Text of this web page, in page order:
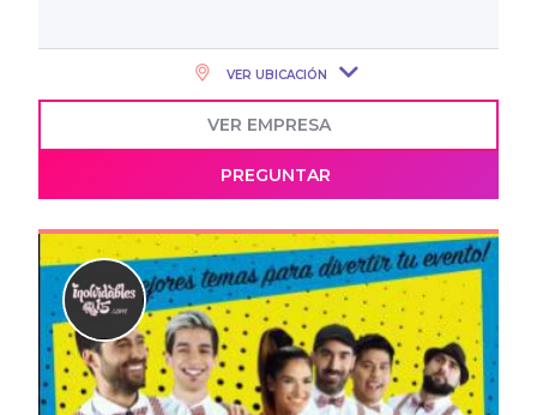
VER UBICACIÓN
VER EMPRESA
PREGUNTAR